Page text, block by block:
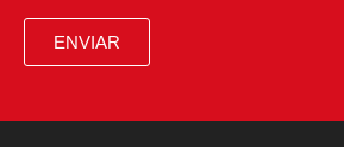
2026
ENVIAR